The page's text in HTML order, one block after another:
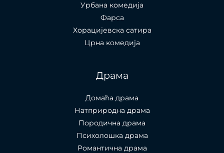
Урбана комедија
Фарса
Хорацијевска сатира
Црна комедија
Драма
Домаћа драма
Натприродна драма
Породична драма
Психолошка драма
Романтична драма